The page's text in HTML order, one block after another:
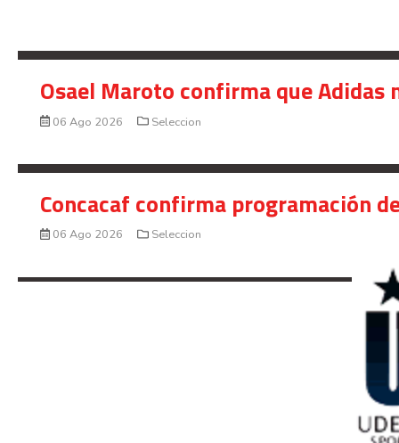
Osael Maroto confirma que Adidas
06 Ago 2026 Seleccion
Concacaf confirma programación
06 Ago 2026 Seleccion